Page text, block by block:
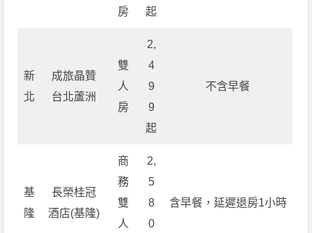
房 起
新
北
成旅晶贊
台北蘆洲
雙
人
房
2,
4
9
9
起
不含早餐
基
隆
長榮桂冠
酒店(基隆)
商
務
雙
人
2,
5
8
0
含早餐，延遲退房1小時